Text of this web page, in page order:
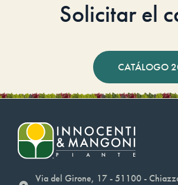
Solicitar el
CATÁLOGO
Via del Girone, 17 - 51100 -